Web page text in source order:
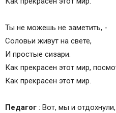
Ты не можешь не заметить, -
Соловьи живут на свете,
И простые сизари.
Как прекрасен этот мир,
Как прекрасен этот мир.
Педагог : Вот, мы и